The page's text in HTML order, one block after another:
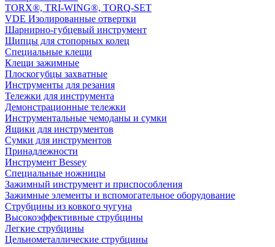
TORX®, TRI-WING®, TORQ-SET
VDE Изолированные отвертки
Шарнирно-губцевый инструмент
Щипцы для стопорных колец
Специальные клещи
Клещи зажимные
Плоскогубцы захватные
Инструменты для резания
Тележки для инструмента
Демонстрационные тележки
Инструментальные чемоданы и сумки
Ящики для инструментов
Сумки для инструментов
Принадлежности
Инструмент Bessey
Специальные ножницы
Зажимный инструмент и приспособления
Зажимные элементы и вспомогательное оборудование
Струбцины из ковкого чугуна
Высокоэффективные струбцины
Легкие струбцины
Цельнометаллические струбцины